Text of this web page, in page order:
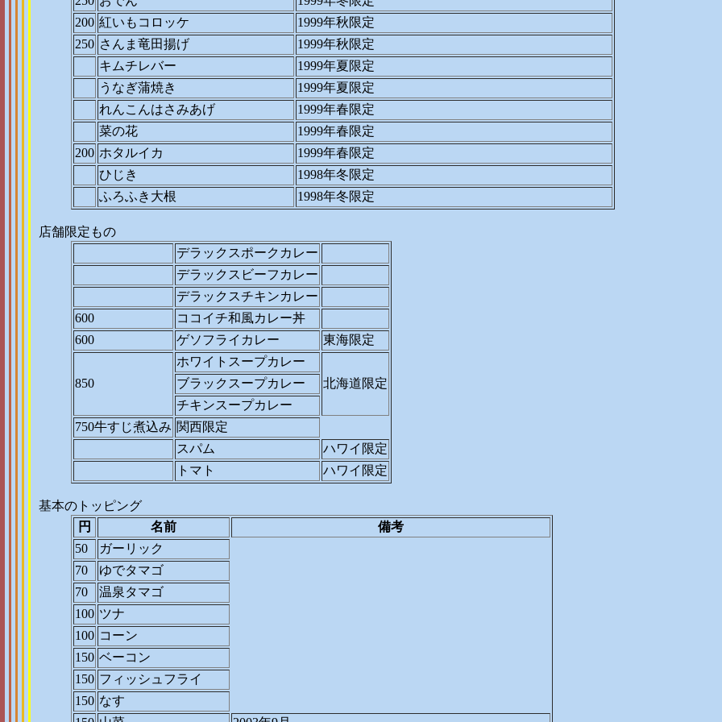
200 紅いもコロッケ
1999年秋限定
250 さんま竜田揚げ
1999年秋限定
キムチレバー
1999年夏限定
うなぎ蒲焼き
1999年夏限定
れんこんはさみあげ
1999年春限定
菜の花
1999年春限定
200 ホタルイカ
1999年春限定
ひじき
1998年冬限定
ふろふき大根
1998年冬限定
店舗限定もの
デラックスポークカレー
デラックスビーフカレー
デラックスチキンカレー
600
ココイチ和風カレー丼
600
ゲソフライカレー 東海限定
850
ホワイトスープカレー
北海道限定
ブラックスープカレー
チキンスープカレー
750牛すじ煮込み 関西限定
スパム
ハワイ限定
トマト
ハワイ限定
基本のトッピング
円
名前
備考
50
ガーリック
70
ゆでタマゴ
70
温泉タマゴ
100 ツナ
100 コーン
150 ベーコン
150 フィッシュフライ
150 なす